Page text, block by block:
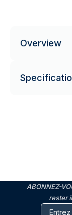
Overview
ABONNEZ-
rester